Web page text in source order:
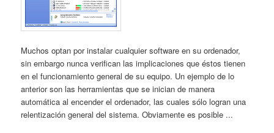
Muchos optan por instalar cualquier software en su ordenador,
sin embargo nunca verifican las implicaciones que éstos tienen
en el funcionamiento general de su equipo. Un ejemplo de lo
anterior son las herramientas que se inician de manera
automática al encender el ordenador, las cuales sólo logran una
relentización general del sistema. Obviamente es posible ...